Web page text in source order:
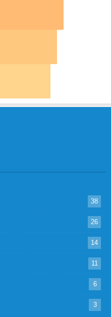
38
26
14
11
6
3